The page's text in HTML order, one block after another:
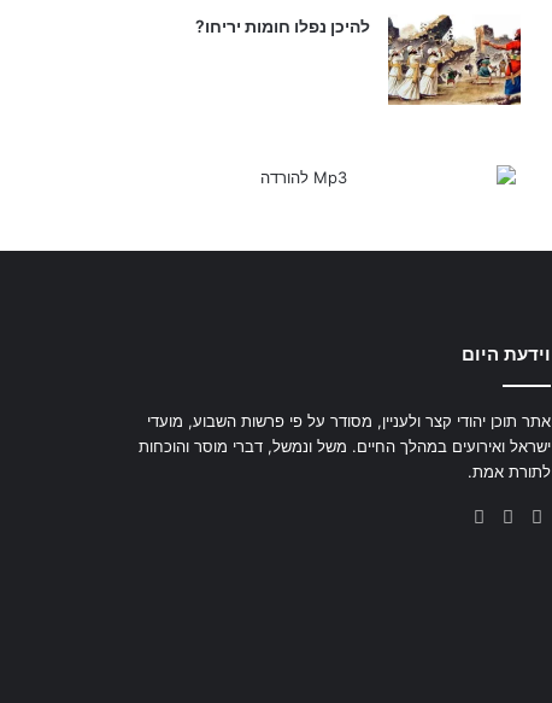
להיכן נפלו חומות יריחו?
וידעת היום
אתר תוכן יהודי קצר ולעניין, מסודר על פי פרשות השבוע, מועדי
ישראל ואירועים במהלך החיים. משל ונמשל, דברי מוסר והוכחות
לתורת אמת.
Facebook
X